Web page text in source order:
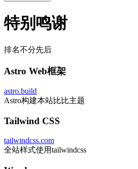
特别鸣谢
排名不分先后
Astro Web框架
astro.build
Astro构建本站比比主题
Tailwind CSS
tailwindcss.com
全站样式使用tailwindcss